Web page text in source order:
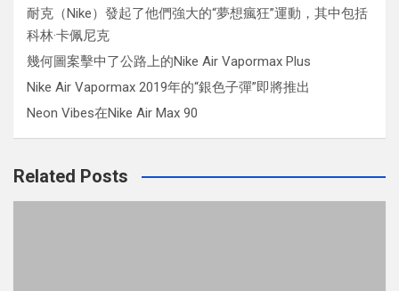
耐克（Nike）發起了他們強大的“夢想瘋狂”運動，其中包括
科林·卡佩尼克
幾何圖案擊中了公路上的Nike Air Vapormax Plus
Nike Air Vapormax 2019年的“銀色子彈”即將推出
Neon Vibes在Nike Air Max 90
Related Posts